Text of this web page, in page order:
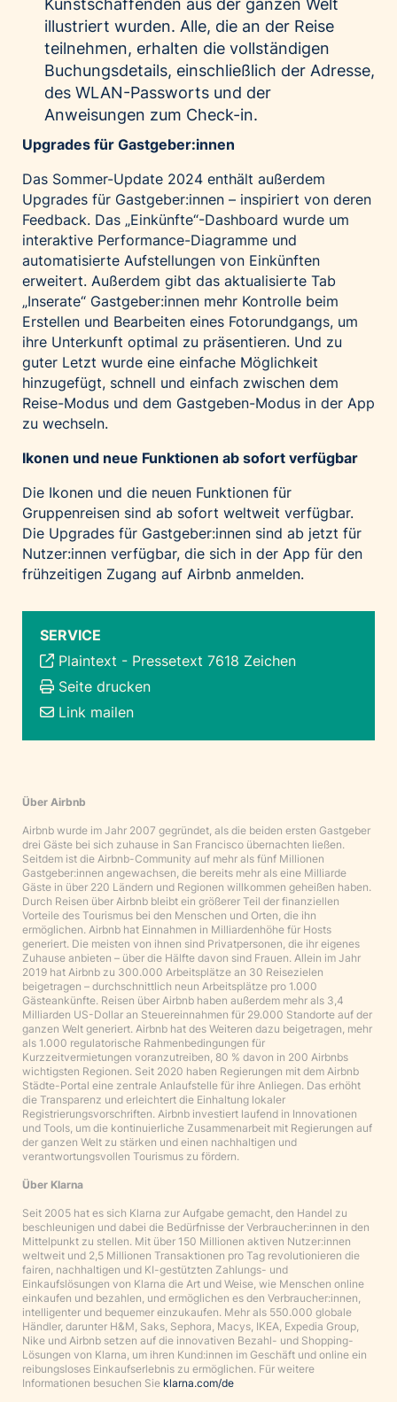
illustriert wurden. Alle, die an der Reise
teilnehmen, erhalten die vollständigen
Buchungsdetails, einschließlich der Adresse,
des WLAN-Passworts und der
Anweisungen zum Check-in.
Upgrades für Gastgeber:innen
Das Sommer-Update 2024 enthält außerdem
Upgrades für Gastgeber:innen – inspiriert von deren
Feedback. Das „Einkünfte“-Dashboard wurde um
interaktive Performance-Diagramme und
automatisierte Aufstellungen von Einkünften
erweitert. Außerdem gibt das aktualisierte Tab
„Inserate“ Gastgeber:innen mehr Kontrolle beim
Erstellen und Bearbeiten eines Fotorundgangs, um
ihre Unterkunft optimal zu präsentieren. Und zu
guter Letzt wurde eine einfache Möglichkeit
hinzugefügt, schnell und einfach zwischen dem
Reise-Modus und dem Gastgeben-Modus in der App
zu wechseln.
Ikonen und neue Funktionen ab sofort verfügbar
Die Ikonen und die neuen Funktionen für
Gruppenreisen sind ab sofort weltweit verfügbar.
Die Upgrades für Gastgeber:innen sind ab jetzt für
Nutzer:innen verfügbar, die sich in der App für den
frühzeitigen Zugang auf Airbnb anmelden.
SERVICE
Plaintext - Pressetext 7618 Zeichen
Seite drucken
Link mailen
Über Airbnb
Airbnb wurde im Jahr 2007 gegründet, als die beiden ersten Gastgeber
drei Gäste bei sich zuhause in San Francisco übernachten ließen.
Seitdem ist die Airbnb-Community auf mehr als fünf Millionen
Gastgeber:innen angewachsen, die bereits mehr als eine Milliarde
Gäste in über 220 Ländern und Regionen willkommen geheißen haben.
Durch Reisen über Airbnb bleibt ein größerer Teil der finanziellen
Vorteile des Tourismus bei den Menschen und Orten, die ihn
ermöglichen. Airbnb hat Einnahmen in Milliardenhöhe für Hosts
generiert. Die meisten von ihnen sind Privatpersonen, die ihr eigenes
Zuhause anbieten – über die Hälfte davon sind Frauen. Allein im Jahr
2019 hat Airbnb zu 300.000 Arbeitsplätze an 30 Reisezielen
beigetragen – durchschnittlich neun Arbeitsplätze pro 1.000
Gästeankünfte. Reisen über Airbnb haben außerdem mehr als 3,4
Milliarden US-Dollar an Steuereinnahmen für 29.000 Standorte auf der
ganzen Welt generiert. Airbnb hat des Weiteren dazu beigetragen, mehr
als 1.000 regulatorische Rahmenbedingungen für
Kurzzeitvermietungen voranzutreiben, 80 % davon in 200 Airbnbs
wichtigsten Regionen. Seit 2020 haben Regierungen mit dem Airbnb
Städte-Portal eine zentrale Anlaufstelle für ihre Anliegen. Das erhöht
die Transparenz und erleichtert die Einhaltung lokaler
Registrierungsvorschriften. Airbnb investiert laufend in Innovationen
und Tools, um die kontinuierliche Zusammenarbeit mit Regierungen auf
der ganzen Welt zu stärken und einen nachhaltigen und
verantwortungsvollen Tourismus zu fördern.
Über Klarna
Seit 2005 hat es sich Klarna zur Aufgabe gemacht, den Handel zu
beschleunigen und dabei die Bedürfnisse der Verbraucher:innen in den
Mittelpunkt zu stellen. Mit über 150 Millionen aktiven Nutzer:innen
weltweit und 2,5 Millionen Transaktionen pro Tag revolutionieren die
fairen, nachhaltigen und KI-gestützten Zahlungs- und
Einkaufslösungen von Klarna die Art und Weise, wie Menschen online
einkaufen und bezahlen, und ermöglichen es den Verbraucher:innen,
intelligenter und bequemer einzukaufen. Mehr als 550.000 globale
Händler, darunter H&M, Saks, Sephora, Macys, IKEA, Expedia Group,
Nike und Airbnb setzen auf die innovativen Bezahl- und Shopping-
Lösungen von Klarna, um ihren Kund:innen im Geschäft und online ein
reibungsloses Einkaufserlebnis zu ermöglichen. Für weitere
Informationen besuchen Sie klarna.com/de